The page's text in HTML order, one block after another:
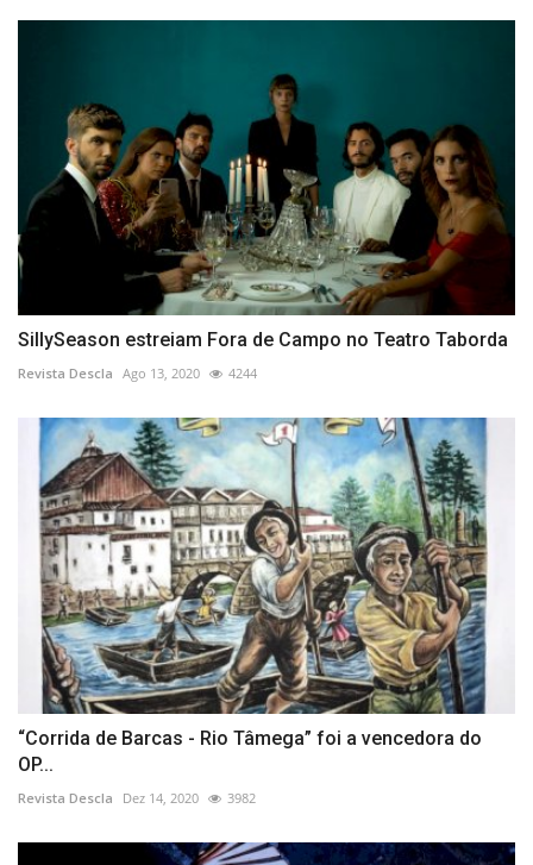
SillySeason estreiam Fora de Campo no Teatro Taborda
Revista Descla Ago 13, 2020 4244
“Corrida de Barcas - Rio Tâmega” foi a vencedora do
OP...
Revista Descla Dez 14, 2020 3982